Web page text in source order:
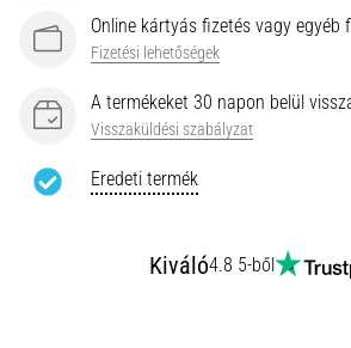
Minden cikk
Online kártyás fizetés vagy egyéb
Fizetési lehetőségek
A termékeket 30 napon belül
Visszaküldési szabályzat
Eredeti termék
Kiváló4.8 5-ből